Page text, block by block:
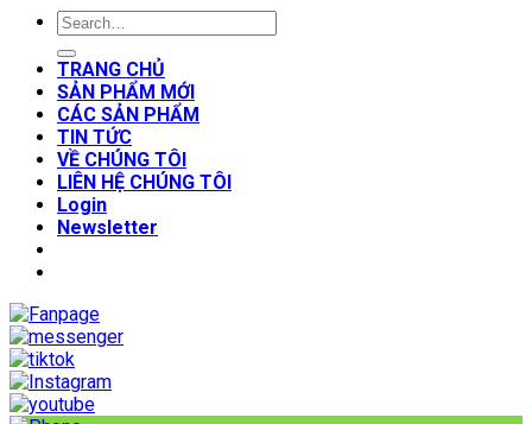
Search
for:
TRANG CHỦ
SẢN PHẨM MỚI
CÁC SẢN PHẨM
TIN TỨC
VỀ CHÚNG TÔI
LIÊN HỆ CHÚNG TÔI
Login
Newsletter